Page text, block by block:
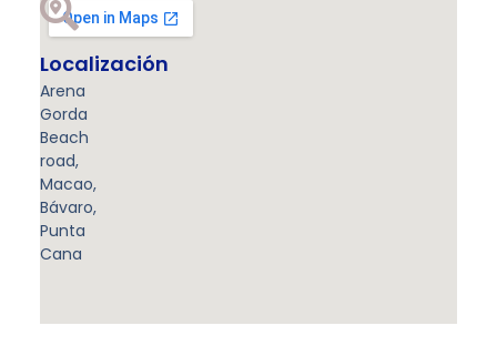
Localización
Arena
Gorda
Beach
road,
Macao,
Bávaro,
Punta
Cana